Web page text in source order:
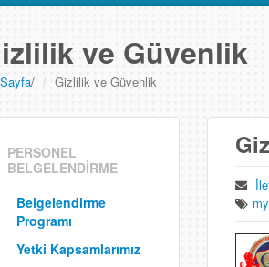
ve Güvenlik
/ Gizlilik ve Güvenlik
PERSONEL
BELGELENDİRME
Belgelendirme
Programı
Yetki Kapsamlarımız